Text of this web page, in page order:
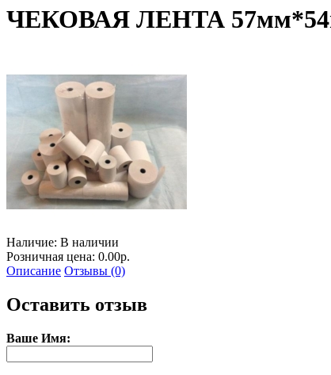
ЧЕКОВАЯ ЛЕНТА
Наличие: В наличии
Розничная цена: 0.00р.
Описание Отзывы (0)
Оставить отзыв
Ваше Имя: